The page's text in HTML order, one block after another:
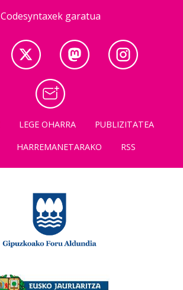
Codesyntaxek garatua
LEGE OHARRA
PUBLIZITATEA
HARREMANETARAKO RSS